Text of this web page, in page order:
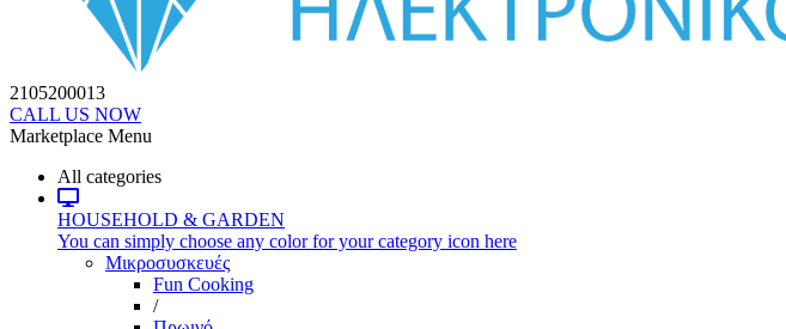
2105200013
CALL US NOW
Marketplace Menu
All categories
HOUSEHOLD & GARDEN
You can simply choose any color for your category icon here
Μικροσυσκευές
Fun Cooking
/